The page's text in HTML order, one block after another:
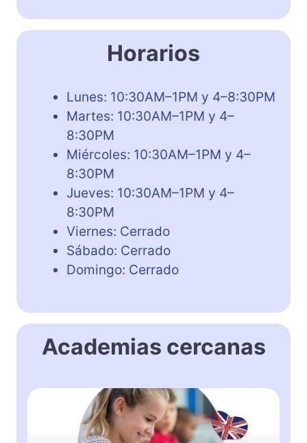
Horarios
Lunes: 10:30AM–1PM y 4–8:30PM
Martes: 10:30AM–1PM y 4–
8:30PM
Miércoles: 10:30AM–1PM y 4–
8:30PM
Jueves: 10:30AM–1PM y 4–
8:30PM
Viernes: Cerrado
Sábado: Cerrado
Domingo: Cerrado
Academias cercanas
M